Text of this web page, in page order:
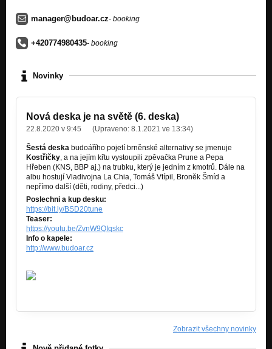
manager@budoar.cz- booking
+420774980435- booking
Novinky
Nová deska je na světě (6. deska)
22.8.2020 v 9:45 (Upraveno: 8.1.2021 ve 13:34)
Šestá deska budoářího pojetí brněnské alternativy se jmenuje
Kostřičky , a na jejím křtu vystoupili zpěvačka Prune a Pepa
Hřeben (KNS, BBP aj.) na trubku, který je jedním z kmotrů. Dále na
albu hostují Vladivojna La Chia, Tomáš Vtípil, Broněk Šmíd a
nepřímo další (děti, rodiny, předci...)
Poslechni a kup desku:
https://bit.ly/BSD20tune
Teaser:
https://youtu.be/ZvnW9QIqskc
Info o kapele:
http://www.budoar.cz
Zobrazit všechny novinky